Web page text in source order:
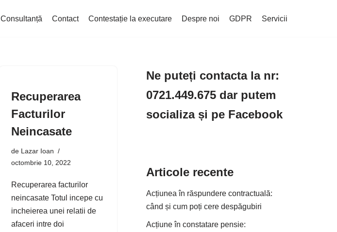
Consultanță Contact Contestație la executare Despre noi GDPR Servicii
Recuperarea
Facturilor
Neincasate
de Lazar Ioan
octombrie 10, 2022
Recuperarea facturilor
neincasate Totul incepe cu
incheierea unei relatii de
afaceri intre doi
Ne puteți contacta la nr:
0721.449.675 dar putem
socializa și pe Facebook
Articole recente
Acțiunea în răspundere contractuală:
când și cum poți cere despăgubiri
Acțiune în constatare pensie: